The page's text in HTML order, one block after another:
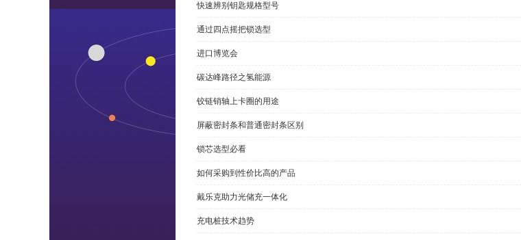
快速辨别钥匙规格型号
通过四点摇把锁选型
进口博览会
碳达峰路径之氢能源
铰链销轴上卡圈的用途
屏蔽密封条和普通密封条区别
锁芯选型必看
如何采购到性价比高的产品
戴乐克助力光储充一体化
充电桩技术趋势